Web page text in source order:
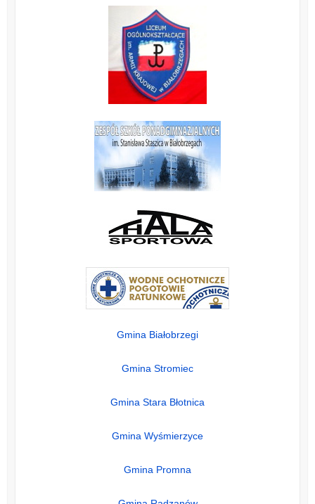
Gmina Białobrzegi
Gmina Stromiec
Gmina Stara Błotnica
Gmina Wyśmierzyce
Gmina Promna